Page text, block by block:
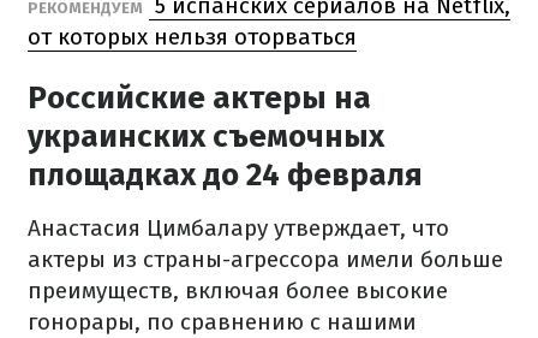
РЕКОМЕНДУЕМ
от которых нельзя оторваться
Российские актеры на
украинских съемочных
площадках до 24 февраля
Анастасия Цимбалару утверждает, что
актеры из страны-агрессора имели больше
преимуществ, включая более высокие
гонорары, по сравнению с нашими